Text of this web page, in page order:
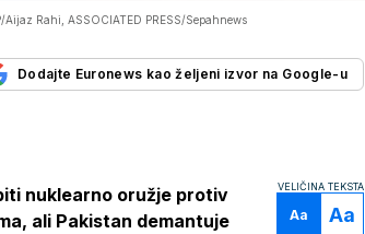
Aijaz Rahi, ASSOCIATED PRESS/Sepahnews
Dodajte Euronews kao željeni izvor na Google-u
VELIČINA TEKSTA
Aa Aa
nuklearno oružje protiv
ali Pakistan demantuje